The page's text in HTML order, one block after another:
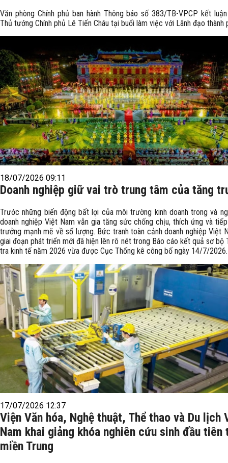
Văn phòng Chính phủ ban hành Thông báo số 383/TB-VPCP kết
Thủ tướng Chính phủ Lê Tiến Châu tại buổi làm việc với Lãnh đạo thành
18/07/2026 09:11
Doanh nghiệp giữ vai trò trung tâm của tăng
Trước những biến động bất lợi của môi trường kinh doanh trong và
doanh nghiệp Việt Nam vẫn gia tăng sức chống chịu, thích ứng và
trưởng mạnh mẽ về số lượng. Bức tranh toàn cảnh doanh nghiệp Việt
giai đoạn phát triển mới đã hiện lên rõ nét trong Báo cáo kết quả sơ bộ
tra kinh tế năm 2026 vừa được Cục Thống kê công bố ngày 14/7/2026.
17/07/2026 12:37
Viện Văn hóa, Nghệ thuật, Thể thao và Du lịch
Nam khai giảng khóa nghiên cứu sinh đầu tiên
miền Trung